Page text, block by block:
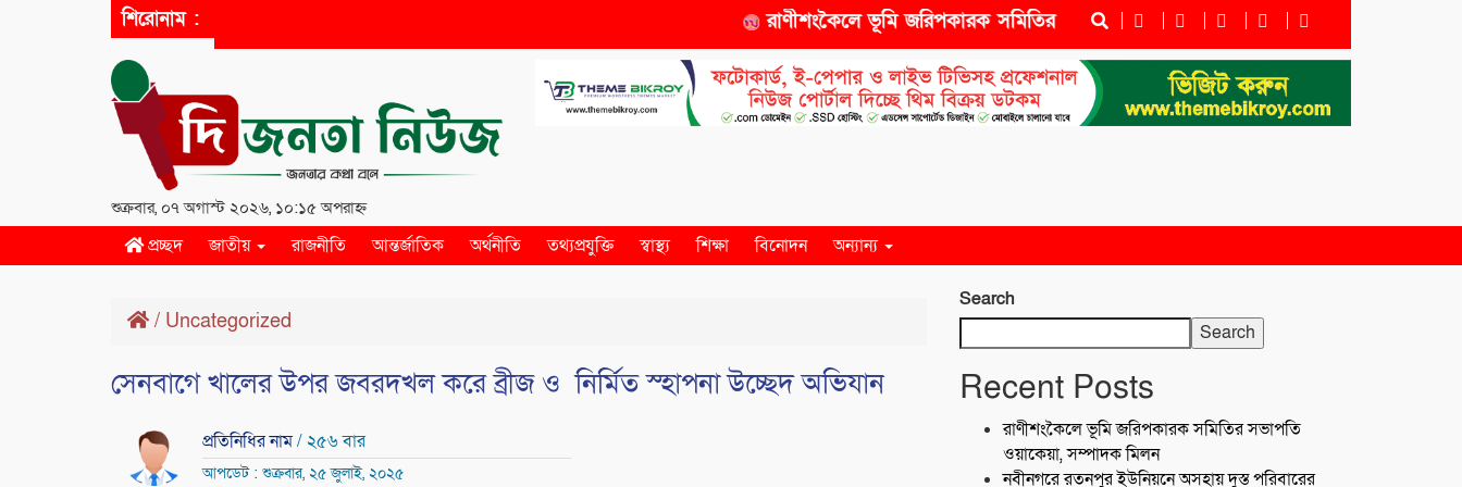
শিরোনাম : রাণীশংকৈলে ভূমি জরিপকারক সমিতির সভাপতি ওয়াকেয়া, সম্পাদক মিলন
শুক্রবার, ০৭ অগাস্ট ২০২৬, ১০:১৫ অপরাহ্ন
প্রচ্ছদ জাতীয় রাজনীতি আন্তর্জাতিক অর্থনীতি তথ্যপ্রযুক্তি স্বাস্থ্য শিক্ষা বিনোদন অন্যান্য
/ Uncategorized
সেনবাগে খালের উপর জবরদখল করে ব্রীজ ও নির্মিত স্হাপনা উচ্ছেদ অভিযান ‎
প্রতিনিধির নাম/ ২৫৬ বার
আপডেট : শুক্রবার, ২৫ জুলাই, ২০২৫
Search
Search
Recent Posts
রাণীশংকৈলে ভূমি জরিপকারক সমিতির সভাপতি
ওয়াকেয়া, সম্পাদক মিলন
নবীনগরে রতনপুর ইউনিয়নে অসহায় দুস্ত পরিবারের